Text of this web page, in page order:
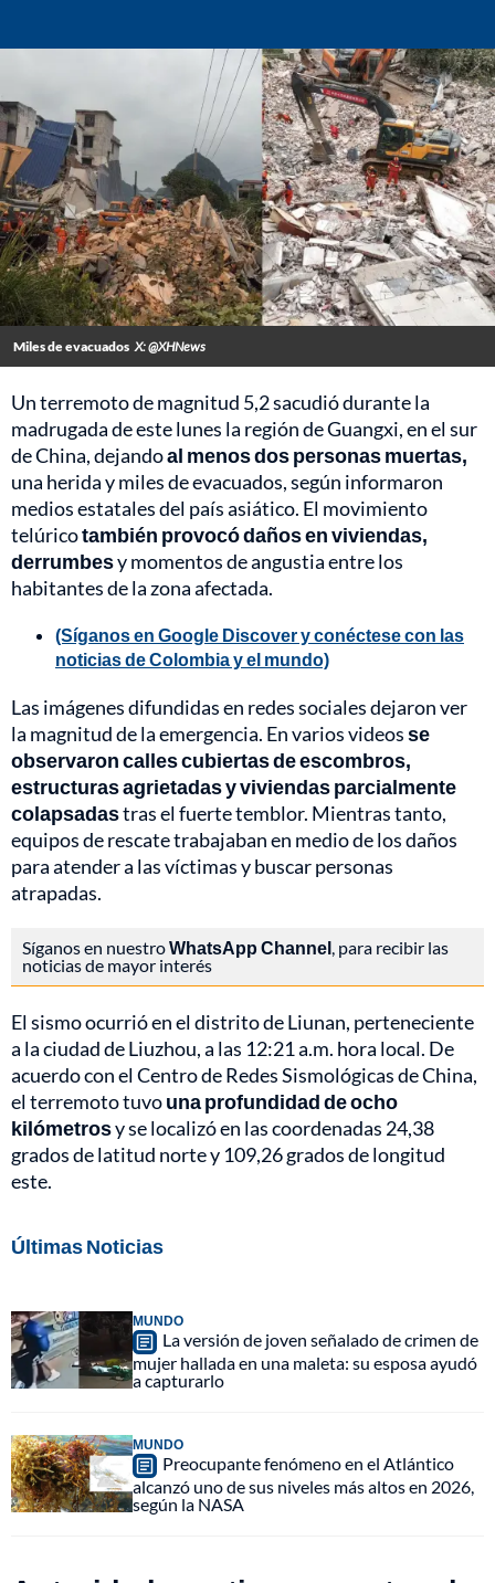
Miles de evacuados X: @XHNews
Un terremoto de magnitud 5,2 sacudió durante la
madrugada de este lunes la región de Guangxi, en el sur
de China, dejandoal menos dos personas muertas,
una herida y miles de evacuados, según informaron
medios estatales del país asiático. El movimiento
telúricotambién provocó daños en viviendas,
derrumbesy momentos de angustia entre los
habitantes de la zona afectada.
(Síganos en Google Discover y conéctese con las
noticias de Colombia y el mundo)
Las imágenes difundidas en redes sociales dejaron ver
la magnitud de la emergencia. En varios videosse
observaron calles cubiertas de escombros,
estructuras agrietadas y viviendas parcialmente
colapsadastras el fuerte temblor. Mientras tanto,
equipos de rescate trabajaban en medio de los daños
para atender a las víctimas y buscar personas
atrapadas.
Síganos en nuestroWhatsApp Channel, para recibir las
noticias de mayor interés
El sismo ocurrió en el distrito de Liunan, perteneciente
a la ciudad de Liuzhou, a las 12:21 a.m. hora local. De
acuerdo con el Centro de Redes Sismológicas de China,
el terremoto tuvouna profundidad de ocho
kilómetrosy se localizó en las coordenadas 24,38
grados de latitud norte y 109,26 grados de longitud
este.
Últimas Noticias
MUNDO
La versión de joven señalado de crimen de
mujer hallada en una maleta: su esposa ayudó
a capturarlo
MUNDO
Preocupante fenómeno en el Atlántico
alcanzó uno de sus niveles más altos en 2026,
según la NASA